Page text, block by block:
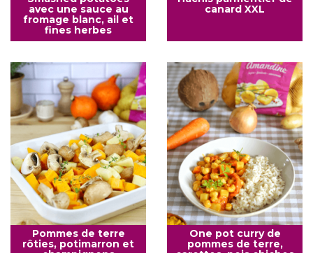
avec une sauce au
fromage blanc, ail et
fines herbes
canard XXL
Pommes de terre
rôties, potimarron et
One pot curry de
pommes de terre,